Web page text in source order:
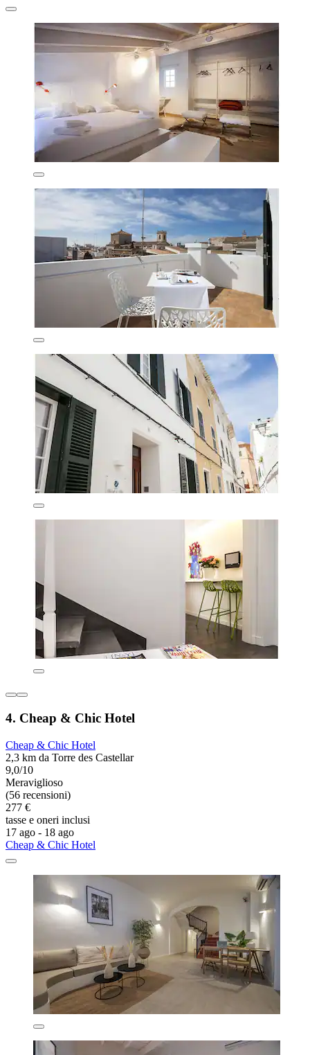
4. Cheap & Chic Hotel
Cheap & Chic Hotel
2,3 km da Torre des Castellar
9,0/10
Meraviglioso
(56 recensioni)
277 €
tasse e oneri inclusi
17 ago - 18 ago
Cheap & Chic Hotel